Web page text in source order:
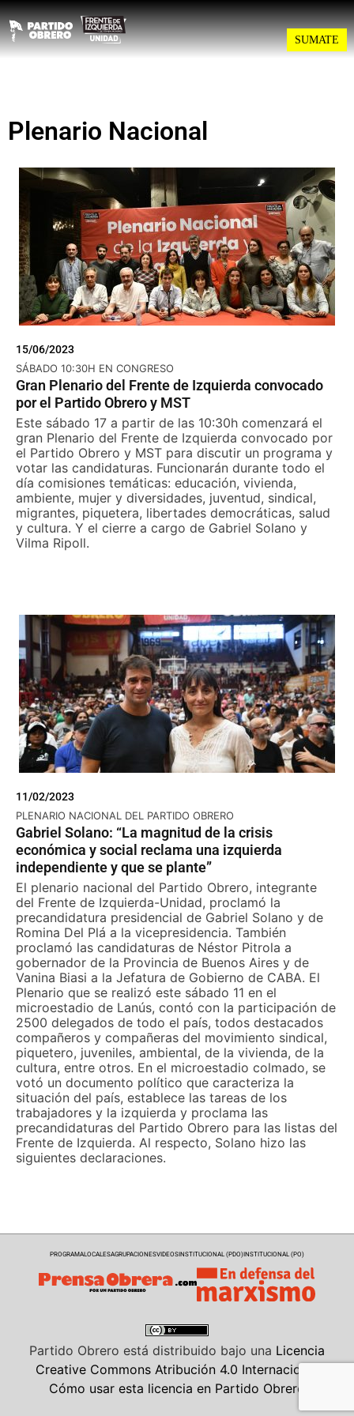
SUMATE
Plenario Nacional
15/06/2023
SÁBADO 10:30H EN CONGRESO
Gran Plenario del Frente de Izquierda convocado
por el Partido Obrero y MST
Este sábado 17 a partir de las 10:30h comenzará el
gran Plenario del Frente de Izquierda convocado por
el Partido Obrero y MST para discutir un programa y
votar las candidaturas. Funcionarán durante todo el
día comisiones temáticas: educación, vivienda,
ambiente, mujer y diversidades, juventud, sindical,
migrantes, piquetera, libertades democráticas, salud
y cultura. Y el cierre a cargo de Gabriel Solano y
Vilma Ripoll.
11/02/2023
PLENARIO NACIONAL DEL PARTIDO OBRERO
Gabriel Solano: “La magnitud de la crisis
económica y social reclama una izquierda
independiente y que se plante”
El plenario nacional del Partido Obrero, integrante
del Frente de Izquierda-Unidad, proclamó la
precandidatura presidencial de Gabriel Solano y de
Romina Del Plá a la vicepresidencia. También
proclamó las candidaturas de Néstor Pitrola a
gobernador de la Provincia de Buenos Aires y de
Vanina Biasi a la Jefatura de Gobierno de CABA. El
Plenario que se realizó este sábado 11 en el
microestadio de Lanús, contó con la participación de
2500 delegados de todo el país, todos destacados
compañeros y compañeras del movimiento sindical,
piquetero, juveniles, ambiental, de la vivienda, de la
cultura, entre otros. En el microestadio colmado, se
votó un documento político que caracteriza la
situación del país, establece las tareas de los
trabajadores y la izquierda y proclama las
precandidaturas del Partido Obrero para las listas del
Frente de Izquierda. Al respecto, Solano hizo las
siguientes declaraciones.
PROGRAMALOCALESAGRUPACIONESVIDEOSINSTITUCIONAL (PDO)INSTITUCIONAL (PO)
Partido Obrero está distribuido bajo una Licencia
Creative Commons Atribución 4.0 Internacional
Cómo usar esta licencia en Partido Obrero